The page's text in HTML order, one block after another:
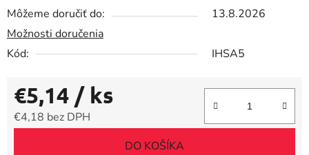
Môžeme doručiť do:
13.8.2026
Možnosti doručenia
Kód:
IHSA5
€5,14 / ks
€4,18 bez DPH
DO KOŠÍKA